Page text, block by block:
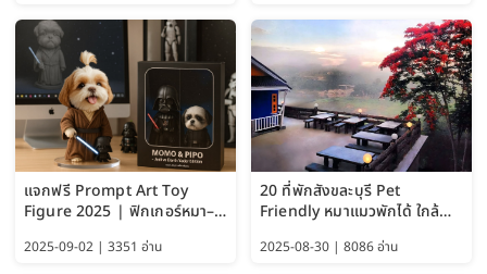
แจกฟรี Prompt Art Toy
Figure 2025 | ฟิกเกอร์หมา–
ChatGPT และ Gemini
2025-09-02 | 3351 อ่าน
20 ที่พักสังขละบุรี Pet
Friendly หมาแมวพักได้ ใกล้
2025-08-30 | 8086 อ่าน